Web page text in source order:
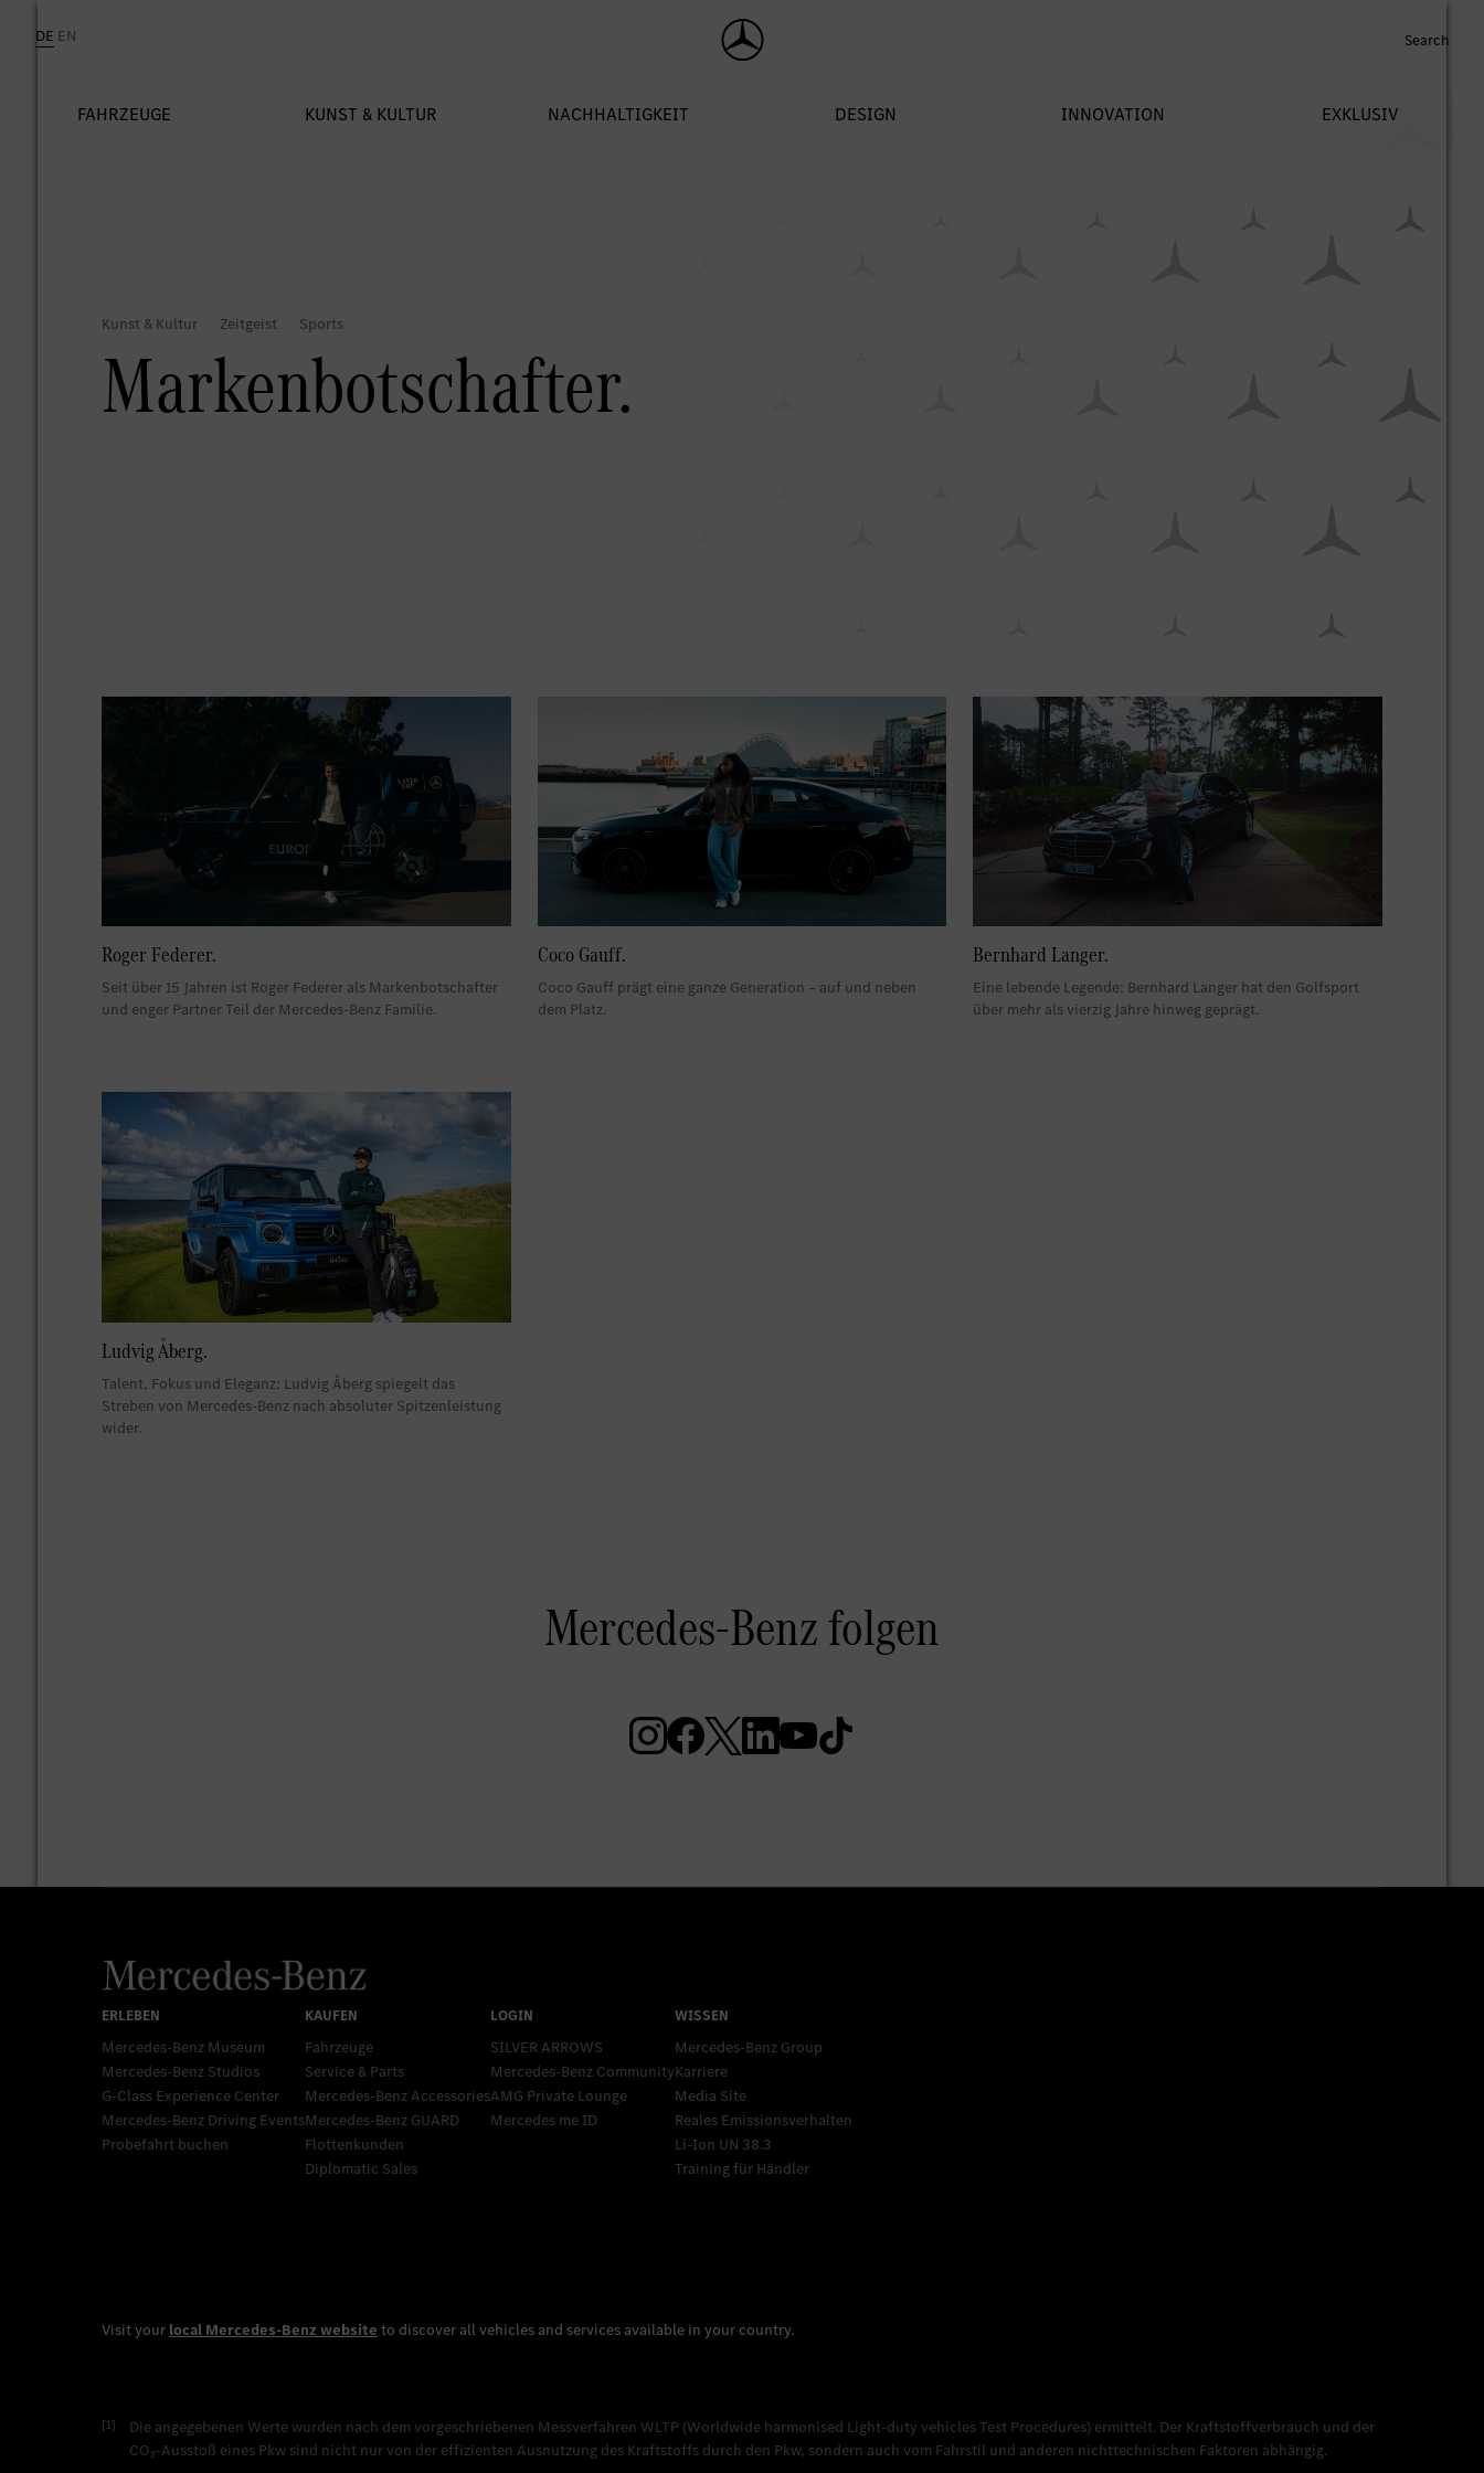
Mercedes-Benz Museum
Mercedes-Benz Studios
G-Class Experience Center
Mercedes-Benz Driving Events
Probefahrt buchen
Fahrzeuge
Service & Parts
Mercedes-Benz Accessories
Mercedes‑Benz GUARD
Flottenkunden
Diplomatic Sales
SILVER ARROWS
Mercedes-Benz Community
AMG Private Lounge
Mercedes me ID
Mercedes-Benz Group
Karriere
Media Site
Reales Emissionsverhalten
Li-Ion UN 38.3
Training für Händler
[1]
Die angegebenen Werte wurden nach dem vorgeschriebenen Messverfahren WLTP (Worldwide harmonised Light-duty vehicles Test Procedures) ermittelt. Der Kraftstoffverbrauch und der
CO₂-Ausstoß eines Pkw sind nicht nur von der effizienten Ausnutzung des Kraftstoffs durch den Pkw, sondern auch vom Fahrstil und anderen nichttechnischen Faktoren abhängig.